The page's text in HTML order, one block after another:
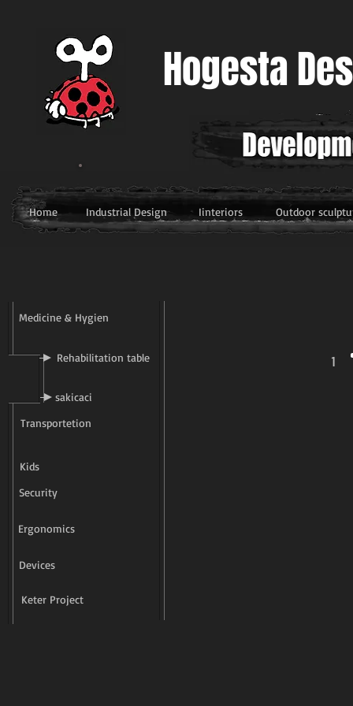
Hogesta
דף בית עיצוב תעשייתי עיצוב פנים סביבתי Home Iinteriors Outdoor
Industrial Design
Keter Project
Devices
Ergonomics
Security
Kids
Transportetion
Medicine & Hygien
sakicaci
Rehabilitation table 1